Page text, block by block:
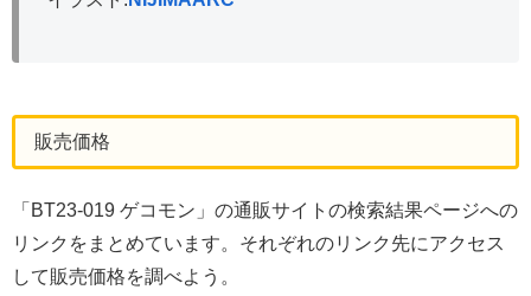
販売価格
「BT23-019 ゲコモン」の通販サイトの検索結果ページへの
リンクをまとめています。それぞれのリンク先にアクセス
して販売価格を調べよう。